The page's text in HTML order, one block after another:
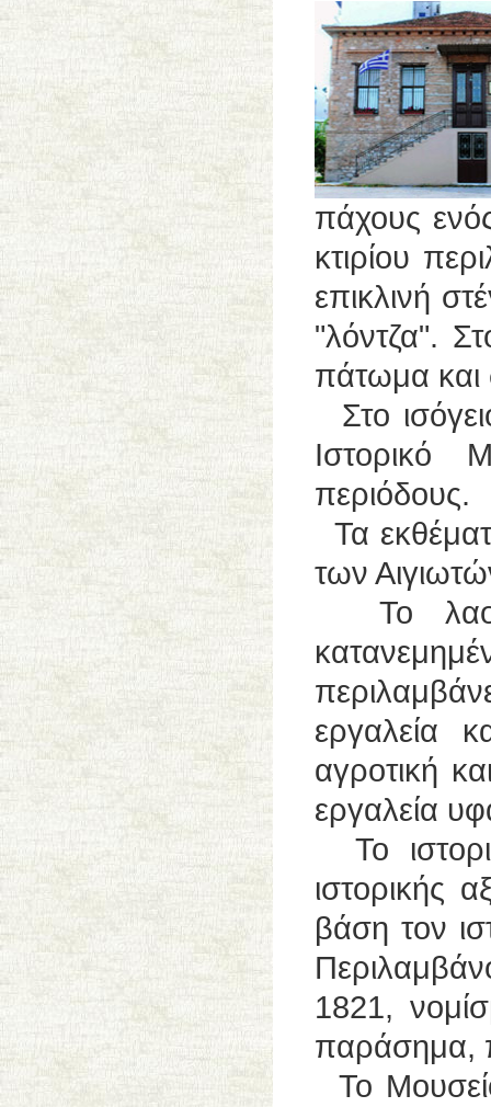
πάχους
κτιρίου
επικλινή
"λόντζα".
πάτωμα
Στο
Ιστορικό
περιόδους.
Τα
των
Το
εργαλεία
αγροτική
εργαλεία
Το
ιστορικής
βάση τον
1821,
παράσημα,
Το